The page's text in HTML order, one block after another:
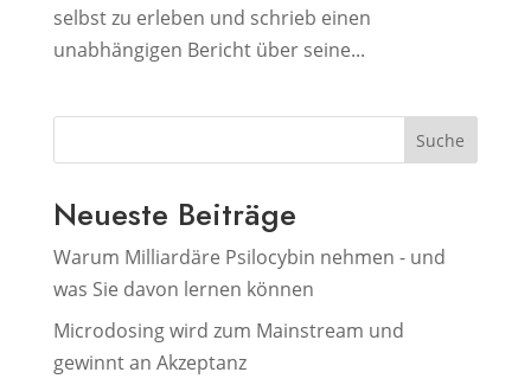
selbst zu erleben und schrieb einen
unabhängigen Bericht über seine...
Suche
Neueste Beiträge
Warum Milliardäre Psilocybin nehmen - und
was Sie davon lernen können
Microdosing wird zum Mainstream und
gewinnt an Akzeptanz